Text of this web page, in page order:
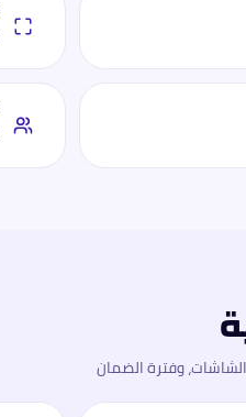
وفترة الضمان